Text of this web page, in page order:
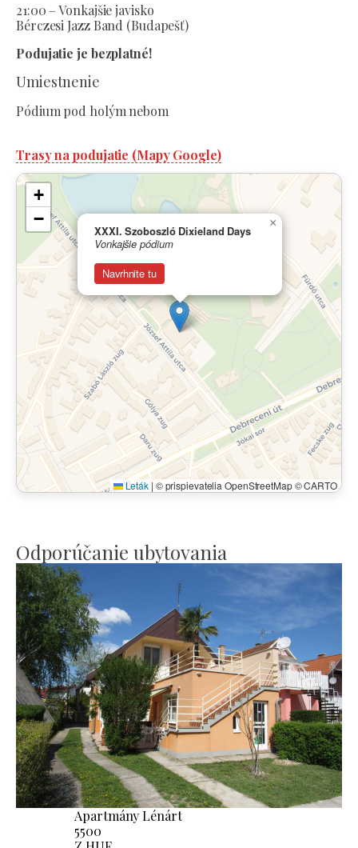
21:00 – Vonkajšie javisko
Bérczesi Jazz Band (Budapešť)
Podujatie je bezplatné!
Umiestnenie
Pódium pod holým nebom
Trasy na podujatie (Mapy Google)
XXXI. Szoboszló Dixieland Days
Vonkajšie pódium
Navrhnite tu
×
+
−
Leták | © prispievatelia OpenStreetMap © CARTO
Odporúčanie ubytovania
Apartmány Lénárt
5500